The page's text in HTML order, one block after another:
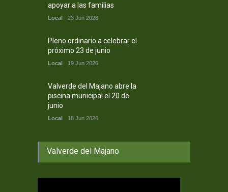
apoyar a las familias
Local 23 Jun 2026
Pleno ordinario a celebrar el
próximo 23 de junio
Local 19 Jun 2026
Valverde del Majano abre la
piscina municipal el 20 de
junio
Local 18 Jun 2026
Valverde del Majano